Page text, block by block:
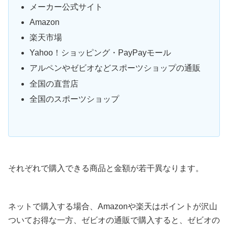
メーカー公式サイト
Amazon
楽天市場
Yahoo！ショッピング・PayPayモール
アルペンやゼビオなどスポーツショップの通販
全国の直営店
全国のスポーツショップ
それぞれで購入できる商品と金額が若干異なります。
ネットで購入する場合、Amazonや楽天はポイントが沢山
ついてお得な一方、ゼビオの通販で購入すると、ゼビオの